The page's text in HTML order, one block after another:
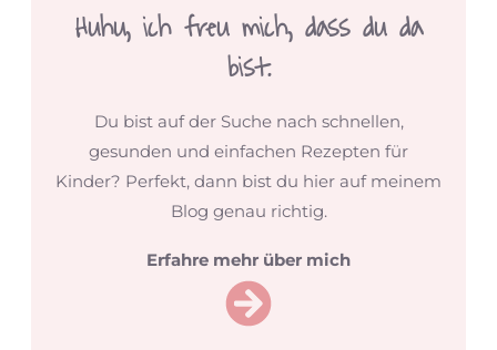
Huhu,ich freu mich, dass du da
bist.
Du bist auf der Suche nach schnellen,
gesunden und einfachen Rezepten für
Kinder? Perfekt, dann bist du hier auf meinem
Blog genau richtig.
Erfahre mehr über mich